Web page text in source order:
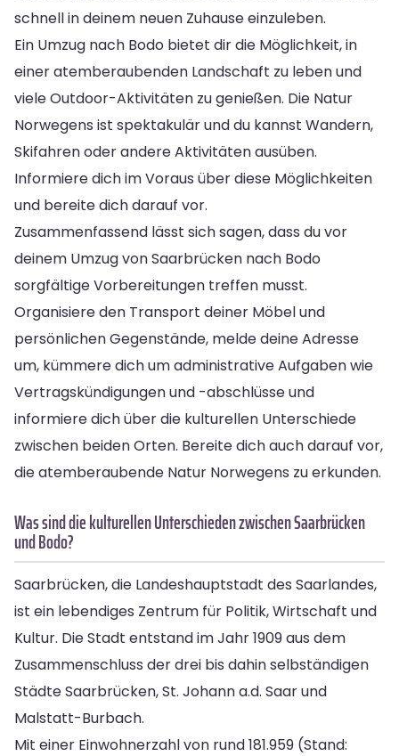
schnell in deinem neuen Zuhause einzuleben.
Ein Umzug nach Bodo bietet dir die Möglichkeit, in
einer atemberaubenden Landschaft zu leben und
viele Outdoor-Aktivitäten zu genießen. Die Natur
Norwegens ist spektakulär und du kannst Wandern,
Skifahren oder andere Aktivitäten ausüben.
Informiere dich im Voraus über diese Möglichkeiten
und bereite dich darauf vor.
Zusammenfassend lässt sich sagen, dass du vor
deinem Umzug von Saarbrücken nach Bodo
sorgfältige Vorbereitungen treffen musst.
Organisiere den Transport deiner Möbel und
persönlichen Gegenstände, melde deine Adresse
um, kümmere dich um administrative Aufgaben wie
Vertragskündigungen und -abschlüsse und
informiere dich über die kulturellen Unterschiede
zwischen beiden Orten. Bereite dich auch darauf vor,
die atemberaubende Natur Norwegens zu erkunden.
Was sind die kulturellen Unterschieden zwischen Saarbrücken
und Bodo?
Saarbrücken, die Landeshauptstadt des Saarlandes,
ist ein lebendiges Zentrum für Politik, Wirtschaft und
Kultur. Die Stadt entstand im Jahr 1909 aus dem
Zusammenschluss der drei bis dahin selbständigen
Städte Saarbrücken, St. Johann a.d. Saar und
Malstatt-Burbach.
Mit einer Einwohnerzahl von rund 181.959 (Stand: